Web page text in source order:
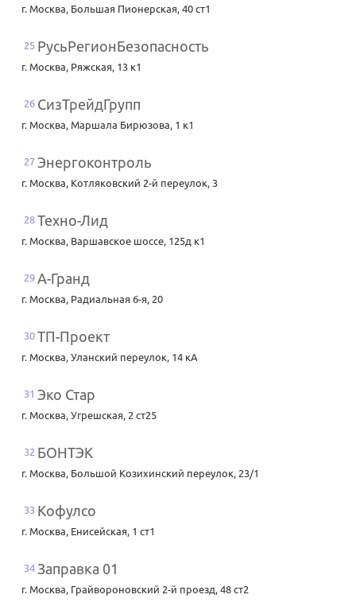
г. Москва, Большая Пионерская, 40 ст1
25 РусьРегионБезопасность
г. Москва, Ряжская, 13 к1
26 СизТрейдГрупп
г. Москва, Маршала Бирюзова, 1 к1
27 Энергоконтроль
г. Москва, Котляковский 2-й переулок, 3
28 Техно-Лид
г. Москва, Варшавское шоссе, 125д к1
29 А-Гранд
г. Москва, Радиальная 6-я, 20
30 ТП-Проект
г. Москва, Уланский переулок, 14 кА
31 Эко Стар
г. Москва, Угрешская, 2 ст25
32 БОНТЭК
г. Москва, Большой Козихинский переулок, 23/1
33 Кофулсо
г. Москва, Енисейская, 1 ст1
34 Заправка 01
г. Москва, Грайвороновский 2-й проезд, 48 ст2